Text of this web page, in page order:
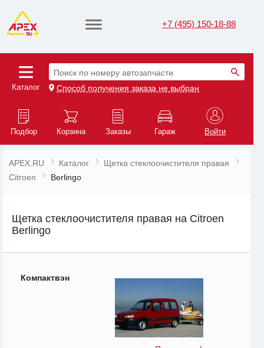
+7 (495) 150-18-88
Каталог
Поиск по номеру автозапчасти
Способ получения заказа не выбран
Подбор Корзина Заказы Гараж Войти
APEX.RU Каталог
Щетка стеклоочистителя правая
Citroen
Berlingo
Щетка стеклоочистителя правая на Citroen
Berlingo
Компактвэн